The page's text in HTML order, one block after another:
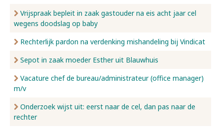
Vrijspraak bepleit in zaak gastouder na eis acht jaar cel
wegens doodslag op baby
Rechterlijk pardon na verdenking mishandeling bij Vindicat
Sepot in zaak moeder Esther uit Blauwhuis
Vacature chef de bureau/administrateur (office manager)
m/v
Onderzoek wijst uit: eerst naar de cel, dan pas naar de
rechter